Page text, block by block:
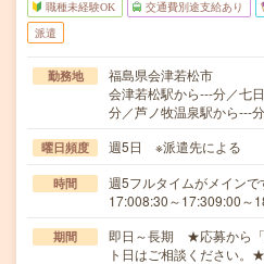
職種未経験OK 交通費別途支給あり
派遣
勤務地
福島県会津若松市
会津若松駅から---分／七
分／芦ノ牧温泉駅から---
曜日頻度 週5日 ※派遣先による
時間
週5フルタイムがメイン
17:008:30～17:309:00～
期間
即日～長期 ★応募から「
ト日はご相談ください。